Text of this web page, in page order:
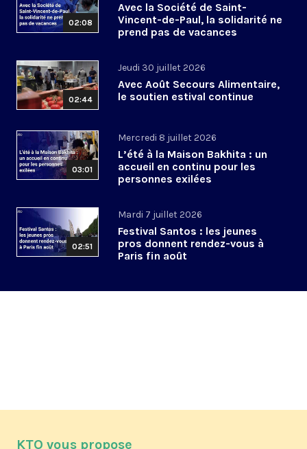
02:08
Avec la Société de Saint-
Vincent-de-Paul, la solidarité ne
prend pas de vacances
02:44
Jeudi 30 juillet 2026
Avec Août Secours Alimentaire,
le soutien estival continue
03:01
Mercredi 8 juillet 2026
L’été à la Maison Bakhita : un
accueil en continu pour les
personnes exilées
02:51
Mardi 7 juillet 2026
Festival Santos : les jeunes
pros donnent rendez-vous à
Paris fin août
KTO vous propose